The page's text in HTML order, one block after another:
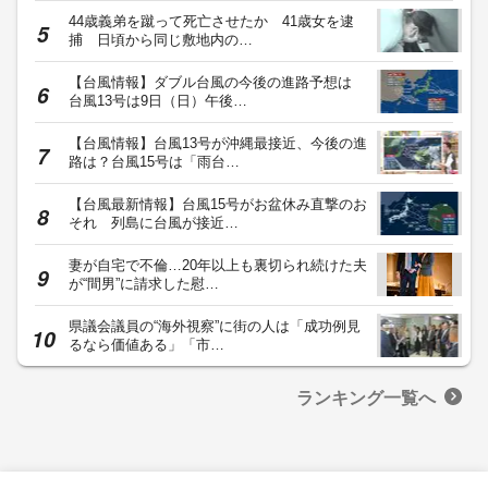
44歳義弟を蹴って死亡させたか 41歳女を逮
捕 日頃から同じ敷地内の…
【台風情報】ダブル台風の今後の進路予想は
台風13号は9日（日）午後…
【台風情報】台風13号が沖縄最接近、今後の進
路は？台風15号は「雨台…
【台風最新情報】台風15号がお盆休み直撃のお
それ 列島に台風が接近…
妻が自宅で不倫…20年以上も裏切られ続けた夫
が“間男”に請求した慰…
県議会議員の“海外視察”に街の人は「成功例見
るなら価値ある」「市…
ランキング一覧へ